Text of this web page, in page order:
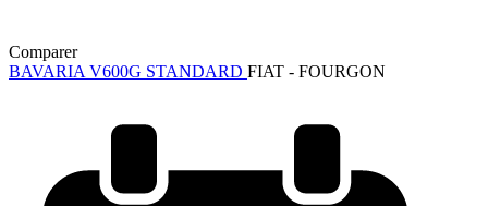
Comparer
BAVARIA V600G STANDARD FIAT - FOURGON